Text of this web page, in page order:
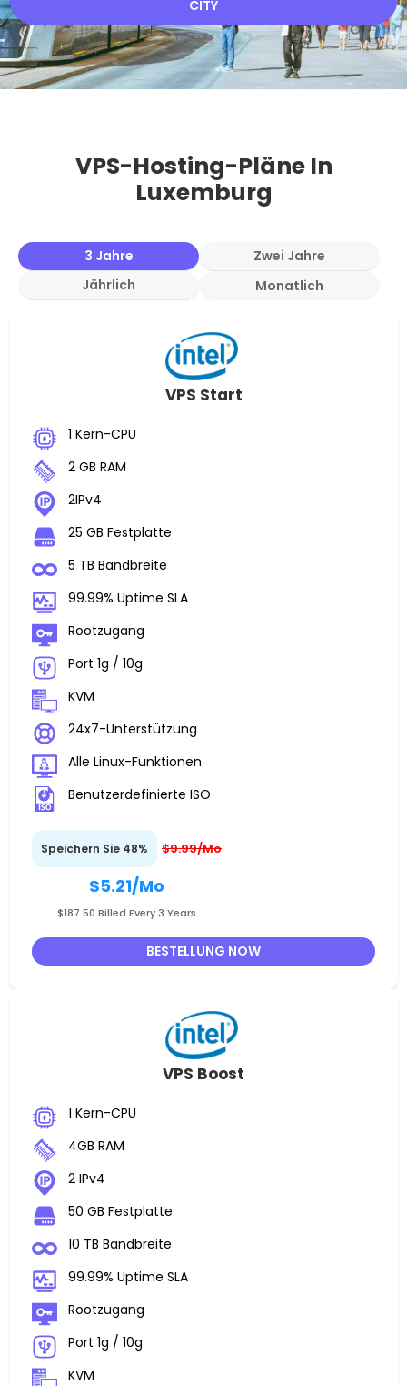
CITY
VPS-Hosting-Pläne In
Luxemburg
3 Jahre
Zwei Jahre
Jährlich
Monatlich
VPS Start
1 Kern-CPU
2 GB RAM
2IPv4
25 GB Festplatte
5 TB Bandbreite
99.99% Uptime SLA
Rootzugang
Port 1g / 10g
KVM
24x7-Unterstützung
Alle Linux-Funktionen
Benutzerdefinierte ISO
Speichern Sie 48% $9.99/Mo
$5.21/Mo
$187.50 Billed Every 3 Years
BESTELLUNG NOW
VPS Boost
1 Kern-CPU
4GB RAM
2 IPv4
50 GB Festplatte
10 TB Bandbreite
99.99% Uptime SLA
Rootzugang
Port 1g / 10g
KVM